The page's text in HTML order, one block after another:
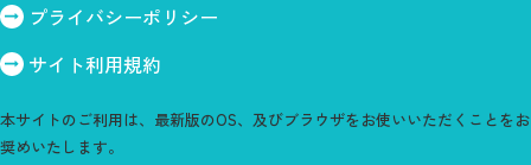
プライバシーポリシー
サイト利用規約
本サイトのご利用は、最新版のOS、及びブラウザをお使いいただくことをお
奨めいたします。